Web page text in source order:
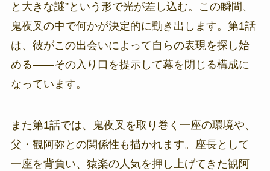
と大きな謎”という形で光が差し込む。この瞬間、
鬼夜叉の中で何かが決定的に動き出します。第1話
は、彼がこの出会いによって自らの表現を探し始
める——その入り口を提示して幕を閉じる構成に
なっています。
また第1話では、鬼夜叉を取り巻く一座の環境や、
父・観阿弥との関係性も描かれます。座長として
一座を背負い、猿楽の人気を押し上げてきた観阿